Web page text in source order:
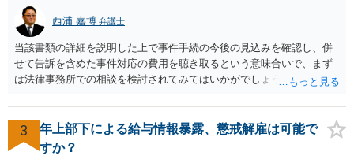
に全ての分野を対象にして考える必要もあるかもしれません。 そうで
ないと，相談内容によって，対応が変わってしまうこともあると思い
ます。 組合員の相談についても，基本的に受任まで考えてもらえるこ
とができるのかも検討要素の一つかもしれません。
西浦 嘉博 弁護士
当該書類の詳細を説明した上で事件手続の今後の見込みを確認し、併
せて告訴を含めた事件対応の費用を聴き取るという意味合いで、まず
は法律事務所での相談を検討されてみてはいかがでしょうか。 上記、
3
年上部下による給与情報暴露、懲戒解雇は可能で
すか？